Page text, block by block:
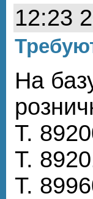
12:23
На
Т.
Т.
Т.